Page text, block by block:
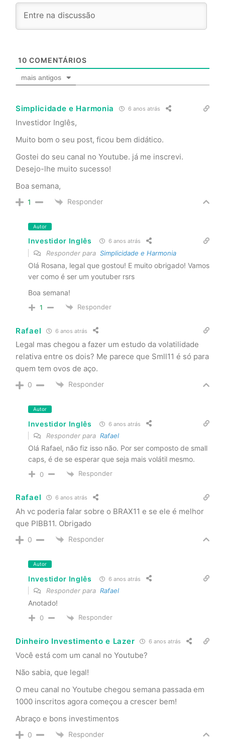
10 COMENTÁRIOS
mais antigos
Simplicidade e Harmonia 6 anos atrás
Investidor Inglês,
Muito bom o seu post, ficou bem didático.
Gostei do seu canal no Youtube. já me inscrevi.
Desejo-lhe muito sucesso!
Boa semana,
1 Responder
Autor
Investidor Inglês 6 anos atrás
Responder para Simplicidade e Harmonia
Olá Rosana, legal que gostou! E muito obrigado! Vamos
ver como é ser um youtuber rsrs
Boa semana!
1 Responder
Rafael 6 anos atrás
Legal mas chegou a fazer um estudo da volatilidade
relativa entre os dois? Me parece que Smll11 é só para
quem tem ovos de aço.
0 Responder
Autor
Investidor Inglês 6 anos atrás
Responder para Rafael
Olá Rafael, não fiz isso não. Por ser composto de small
caps, é de se esperar que seja mais volátil mesmo.
0 Responder
Rafael 6 anos atrás
Ah vc poderia falar sobre o BRAX11 e se ele é melhor
que PIBB11. Obrigado
0 Responder
Autor
Investidor Inglês 6 anos atrás
Responder para Rafael
Anotado!
0 Responder
Dinheiro Investimento e Lazer 6 anos atrás
Você está com um canal no Youtube?
Não sabia, que legal!
O meu canal no Youtube chegou semana passada em
1000 inscritos agora começou a crescer bem!
Abraço e bons investimentos
0 Responder